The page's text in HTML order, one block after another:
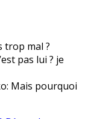
trop mal ?
pas lui ? je
Mais pourquoi